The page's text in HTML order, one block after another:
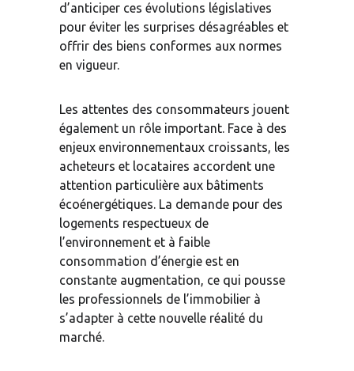
d’anticiper ces évolutions législatives
pour éviter les surprises désagréables et
offrir des biens conformes aux normes
en vigueur.
Les attentes des consommateurs jouent
également un rôle important. Face à des
enjeux environnementaux croissants, les
acheteurs et locataires accordent une
attention particulière aux bâtiments
écoénergétiques. La demande pour des
logements respectueux de
l’environnement et à faible
consommation d’énergie est en
constante augmentation, ce qui pousse
les professionnels de l’immobilier à
s’adapter à cette nouvelle réalité du
marché.